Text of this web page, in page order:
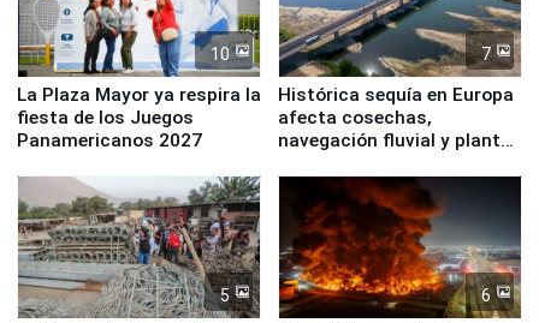
10
La Plaza Mayor ya respira la
fiesta de los Juegos
Panamericanos 2027
7
Histórica sequía en Europa
afecta cosechas,
navegación fluvial y plantas
5 6